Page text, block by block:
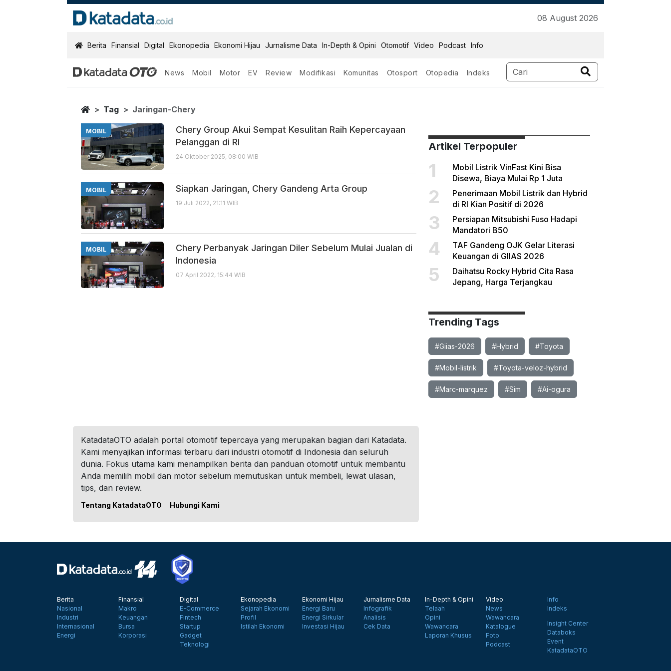
08 August 2026
KatadataOTO
Berita Finansial Digital Ekonopedia Ekonomi Hijau Jurnalisme Data In-Depth & Opini Otomotif Video Podcast Info
News Mobil Motor EV Review Modifikasi Komunitas Otosport Otopedia Indeks
Jaringan Chery
Berita Terbaru
Home
Tag Jaringan-Chery
MOBIL
Chery Group Akui Sempat Kesulitan Raih Kepercayaan
Pelanggan di RI
24 Oktober 2025, 08:00 WIB
MOBIL Siapkan Jaringan, Chery Gandeng Arta Group
19 Juli 2022, 21:11 WIB
MOBIL
Chery Perbanyak Jaringan Diler Sebelum Mulai Jualan di
Indonesia
07 April 2022, 15:44 WIB
Artikel Terpopuler
1
Mobil Listrik VinFast Kini Bisa
Disewa, Biaya Mulai Rp 1 Juta
2
Penerimaan Mobil Listrik dan Hybrid
di RI Kian Positif di 2026
3
Persiapan Mitsubishi Fuso Hadapi
Mandatori B50
4
TAF Gandeng OJK Gelar Literasi
Keuangan di GIIAS 2026
5
Daihatsu Rocky Hybrid Cita Rasa
Jepang, Harga Terjangkau
Trending Tags
#Giias-2026 #Hybrid #Toyota
#Mobil-listrik #Toyota-veloz-hybrid
#Marc-marquez #Sim #Ai-ogura
KatadataOTO adalah portal otomotif tepercaya yang merupakan bagian dari Katadata.
Kami menyajikan informasi terbaru dari industri otomotif di Indonesia dan seluruh
dunia. Fokus utama kami menampilkan berita dan panduan otomotif untuk membantu
Anda memilih mobil dan motor sebelum memutuskan untuk membeli, lewat ulasan,
tips, dan review.
Tentang KatadataOTO Hubungi Kami
Berita
Nasional
Industri
Internasional
Energi
Finansial
Makro
Keuangan
Bursa
Korporasi
Digital
E-Commerce
Fintech
Startup
Gadget
Teknologi
Ekonopedia
Sejarah Ekonomi
Profil
Istilah Ekonomi
Ekonomi Hijau
Energi Baru
Energi Sirkular
Investasi Hijau
Jurnalisme Data
Infografik
Analisis
Cek Data
In-Depth & Opini
Telaah
Opini
Wawancara
Laporan Khusus
Video
News
Wawancara
Katalogue
Foto
Podcast
Info
Indeks
Insight Center
Databoks
Event
KatadataOTO